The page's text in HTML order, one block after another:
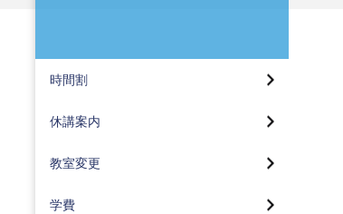
時間割
工学部 時間割
応用生物学部 時間割
デザイン学部 時間割
休講案内
教室変更
学費